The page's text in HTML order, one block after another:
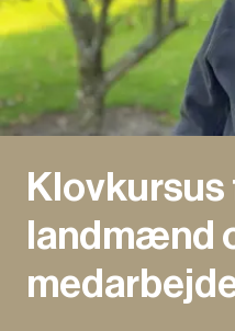
landmænd